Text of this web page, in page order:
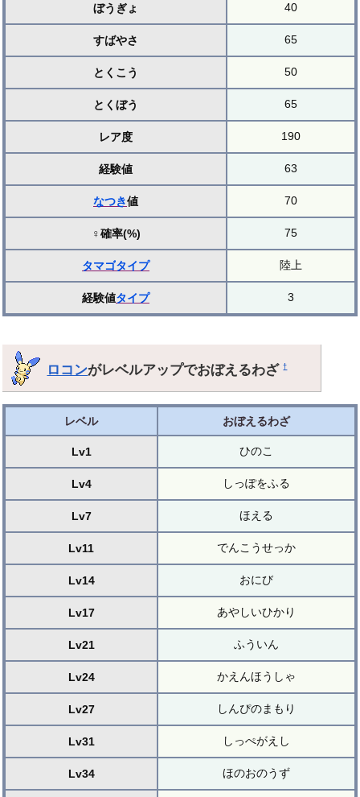
ぼうぎょ 40
すばやさ 65
とくこう 50
とくぼう 65
レア度 190
経験値 63
なつき値 70
♀確率(%) 75
タマゴタイプ 陸上
経験値タイプ 3
ロコンがレベルアップでおぼえるわざ†
レベル おぼえるわざ
Lv1 ひのこ
Lv4 しっぽをふる
Lv7 ほえる
Lv11 でんこうせっか
Lv14 おにび
Lv17 あやしいひかり
Lv21 ふういん
Lv24 かえんほうしゃ
Lv27 しんぴのまもり
Lv31 しっぺがえし
Lv34 ほのおのうず